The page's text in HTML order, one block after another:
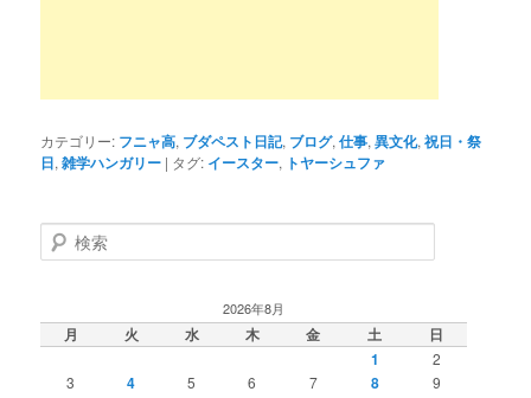
カテゴリー: フニャ高, ブダペスト日記, ブログ,仕事,異文化,祝日・祭
日,雑学ハンガリー | タグ: イースター, トヤーシュファ
検
索
2026年8月
月 火 水 木 金 土 日
1
2
3
4 5 6 7 8
9